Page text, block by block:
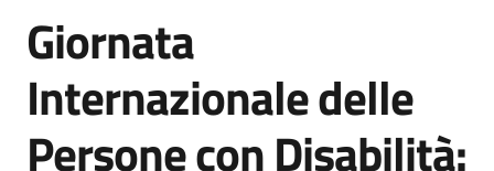
Vivere
Casalfiumanese
Salta al contenuto
Giornata
Internazionale delle
Persone con Disabilità: